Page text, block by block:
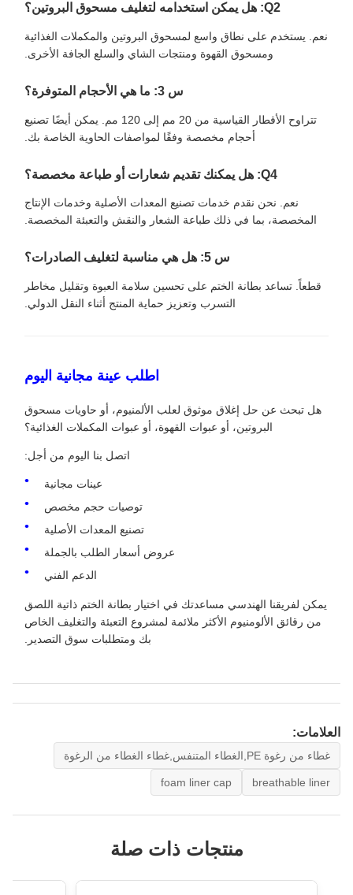
Q2: هل يمكن استخدامه لتغليف مسحوق البروتين؟
نعم. يستخدم على نطاق واسع لمسحوق البروتين والمكملات الغذائية
ومسحوق القهوة ومنتجات الشاي والسلع الجافة الأخرى.
س 3: ما هي الأحجام المتوفرة؟
تتراوح الأقطار القياسية من 20 مم إلى 120 مم. يمكن أيضًا تصنيع
أحجام مخصصة وفقًا لمواصفات الحاوية الخاصة بك.
Q4: هل يمكنك تقديم شعارات أو طباعة مخصصة؟
نعم. نحن نقدم خدمات تصنيع المعدات الأصلية وخدمات الإنتاج
المخصصة، بما في ذلك طباعة الشعار والنقش والتعبئة المخصصة.
س 5: هل هي مناسبة لتغليف الصادرات؟
قطعاً. تساعد بطانة الختم على تحسين سلامة العبوة وتقليل مخاطر
التسرب وتعزيز حماية المنتج أثناء النقل الدولي.
اطلب عينة مجانية اليوم
هل تبحث عن حل إغلاق موثوق لعلب الألمنيوم، أو حاويات مسحوق
البروتين، أو عبوات القهوة، أو عبوات المكملات الغذائية؟
اتصل بنا اليوم من أجل:
عينات مجانية
توصيات حجم مخصص
تصنيع المعدات الأصلية
عروض أسعار الطلب بالجملة
الدعم الفني
يمكن لفريقنا الهندسي مساعدتك في اختيار بطانة الختم ذاتية اللصق
من رقائق الألومنيوم الأكثر ملائمة لمشروع التعبئة والتغليف الخاص
بك ومتطلبات سوق التصدير.
العلامات:
غطاء من رغوة PE,الغطاء المتنفس,غطاء الغطاء من الرغوة
breathable liner
foam liner cap
منتجات ذات صلة